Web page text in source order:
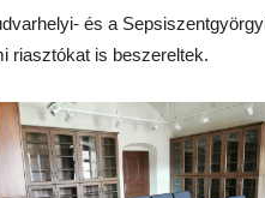
és a
riasztókat is beszereltek.